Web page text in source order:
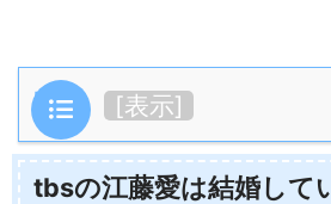
目次 [表示]
tbsの江藤愛は結婚して